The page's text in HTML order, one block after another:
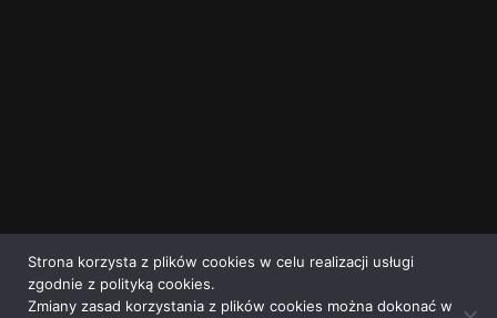
Strona korzysta z plików cookies w celu realizacji usługi
zgodnie z polityką cookies.
Zmiany zasad korzystania z plików cookies można dokonać w